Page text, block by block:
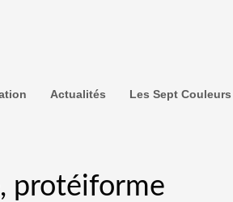
Actualités Les Sept Couleurs
protéiforme